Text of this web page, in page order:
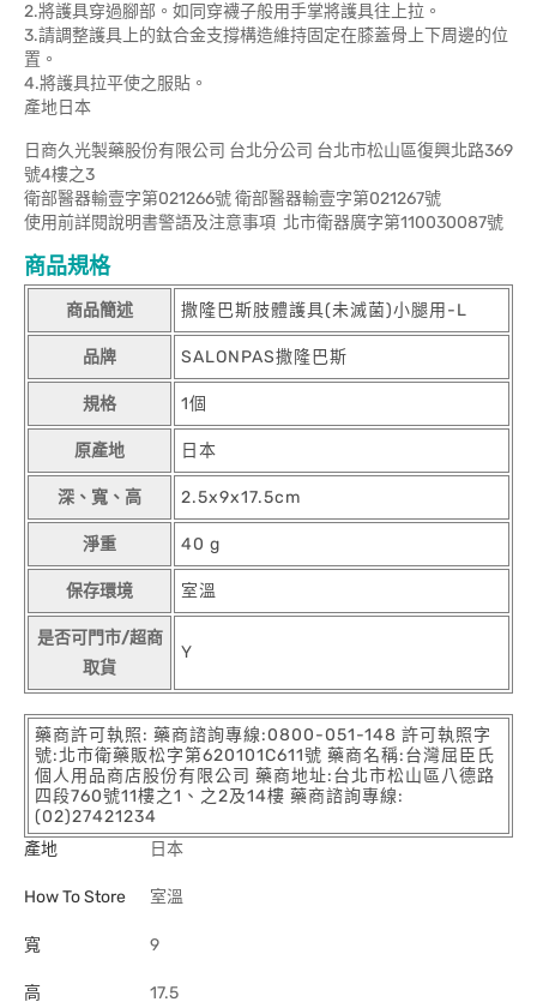
2.將護具穿過腳部。如同穿襪子般用手掌將護具往上拉。
3.請調整護具上的鈦合金支撐構造維持固定在膝蓋骨上下周邊的位
置。
4.將護具拉平使之服貼。
產地日本
日商久光製藥股份有限公司 台北分公司 台北市松山區復興北路369
號4樓之3
衛部醫器輸壹字第021266號 衛部醫器輸壹字第021267號
使用前詳閱說明書警語及注意事項 北市衛器廣字第110030087號
商品規格
商品簡述 撒隆巴斯肢體護具(未滅菌)小腿用-L
品牌 SALONPAS撒隆巴斯
規格 1個
原產地 日本
深、寬、高 2.5x9x17.5cm
淨重 40 g
保存環境 室溫
是否可門市/超商
取貨
Y
藥商許可執照: 藥商諮詢專線:0800-051-148 許可執照字
號:北市衛藥販松字第620101C611號 藥商名稱:台灣屈臣氏
個人用品商店股份有限公司 藥商地址:台北市松山區八德路
四段760號11樓之1、之2及14樓 藥商諮詢專線:
(02)27421234
產地
日本
How To Store 室溫
寬 9
高 17.5